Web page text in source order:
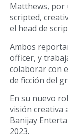
Matthews, por
scripted,
el head de
Ambos
officer, y
colaborar con
de ficción del
En su nuevo
visión creativa
Banijay
2023.